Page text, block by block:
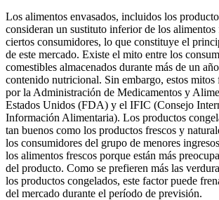
Los alimentos envasados, incluidos los
consideran un sustituto inferior de los alimentos
ciertos consumidores, lo que constituye el
de este mercado. Existe el mito entre los
comestibles almacenados durante más de un
contenido nutricional. Sin embargo, estos mitos
por la Administración de Medicamentos y
Estados Unidos (FDA) y el IFIC (Consejo
Información Alimentaria). Los productos
tan buenos como los productos frescos y
los consumidores del grupo de menores
los alimentos frescos porque están más
del producto. Como se prefieren más las
los productos congelados, este factor puede
del mercado durante el período de previsión.